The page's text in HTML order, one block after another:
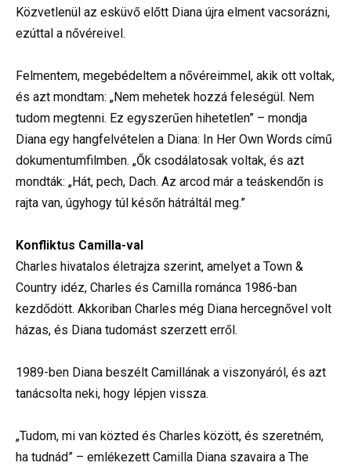
Közvetlenül az esküvő előtt Diana újra elment vacsorázni,
ezúttal a nővéreivel.
Felmentem, megebédeltem a nővéreimmel, akik ott voltak,
és azt mondtam: „Nem mehetek hozzá feleségül. Nem
tudom megtenni. Ez egyszerűen hihetetlen” – mondja
Diana egy hangfelvételen a Diana: In Her Own Words című
dokumentumfilmben. „Ők csodálatosak voltak, és azt
mondták: „Hát, pech, Dach. Az arcod már a teáskendőn is
rajta van, úgyhogy túl későn hátráltál meg.”
Konfliktus Camilla-val
Charles hivatalos életrajza szerint, amelyet a Town &
Country idéz, Charles és Camilla románca 1986-ban
kezdődött. Akkoriban Charles még Diana hercegnővel volt
házas, és Diana tudomást szerzett erről.
1989-ben Diana beszélt Camillának a viszonyáról, és azt
tanácsolta neki, hogy lépjen vissza.
„Tudom, mi van közted és Charles között, és szeretném,
ha tudnád” – emlékezett Camilla Diana szavaira a The